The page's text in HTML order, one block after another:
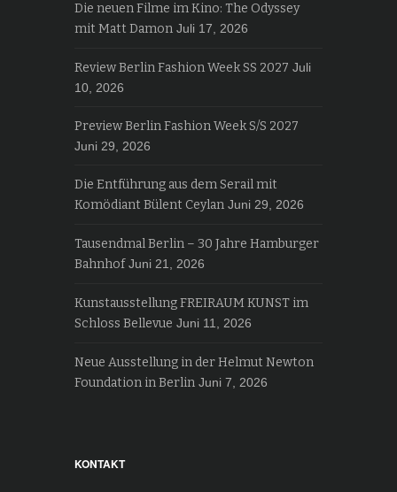
Die neuen Filme im Kino: The Odyssey
mit Matt Damon Juli 17, 2026
Review Berlin Fashion Week SS 2027 Juli
10, 2026
Preview Berlin Fashion Week S/S 2027
Juni 29, 2026
Die Entführung aus dem Serail mit
Komödiant Bülent Ceylan Juni 29, 2026
Tausendmal Berlin – 30 Jahre Hamburger
Bahnhof Juni 21, 2026
Kunstausstellung FREIRAUM KUNST im
Schloss Bellevue Juni 11, 2026
Neue Ausstellung in der Helmut Newton
Foundation in Berlin Juni 7, 2026
KONTAKT